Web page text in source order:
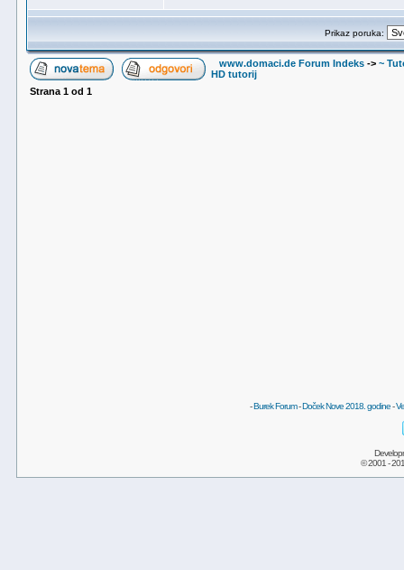
Prikaz poruka:
www.domaci.de Forum Indeks -> ~
HD tutorij
Strana 1 od 1
-Burek Forum-Doček Nove 2018. godine-
© 2001 -